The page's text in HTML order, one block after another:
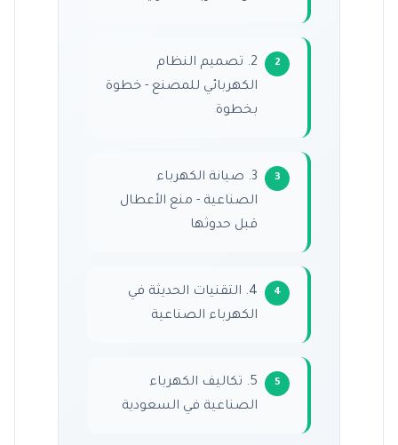
2. تصميم النظام
الكهربائي للمصنع - خطوة
بخطوة
3. صيانة الكهرباء
الصناعية - منع الأعطال
قبل حدوثها
4. التقنيات الحديثة في
الكهرباء الصناعية
5. تكاليف الكهرباء
الصناعية في السعودية